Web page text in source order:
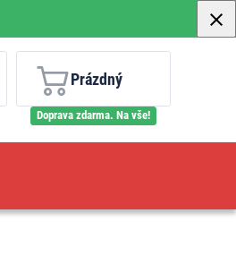
Prázdný
Doprava zdarma. Na vše!